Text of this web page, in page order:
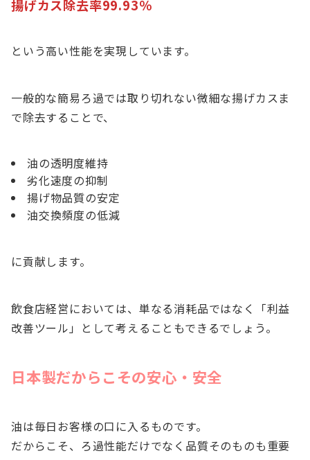
揚げカス除去率99.93％
という高い性能を実現しています。
一般的な簡易ろ過では取り切れない微細な揚げカスま
で除去することで、
油の透明度維持
劣化速度の抑制
揚げ物品質の安定
油交換頻度の低減
に貢献します。
飲食店経営においては、単なる消耗品ではなく「利益
改善ツール」として考えることもできるでしょう。
日本製だからこその安心・安全
油は毎日お客様の口に入るものです。
だからこそ、ろ過性能だけでなく品質そのものも重要